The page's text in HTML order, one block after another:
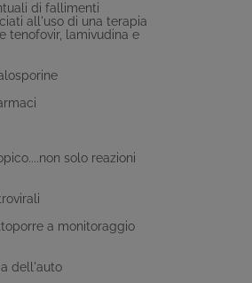
di fallimenti
all'uso di una terapia
tenofovir, lamivudina e
solo reazioni
a monitoraggio
dell'auto